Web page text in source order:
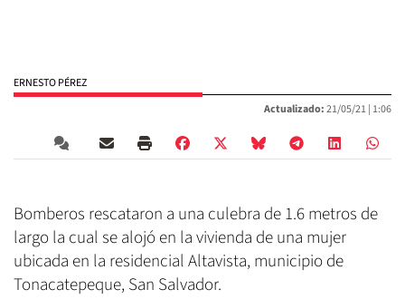
ERNESTO PÉREZ
Actualizado:21/05/21 | 1:06
Bomberos rescataron a una culebra de 1.6 metros de
largo la cual se alojó en la vivienda de una mujer
ubicada en la residencial Altavista, municipio de
Tonacatepeque, San Salvador.